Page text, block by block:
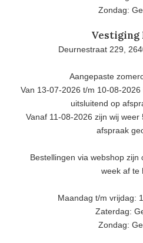
Zondag:
Vestiging
Deurnestraat 229,
Aangepaste
Van 13-07-2026 t/m 10-08-
uitsluitend op
Vanaf 11-08-2026 zijn wij
afspraak
Bestellingen via webshop
week af te
Maandag t/m vrijdag:
Zaterdag:
Zondag: